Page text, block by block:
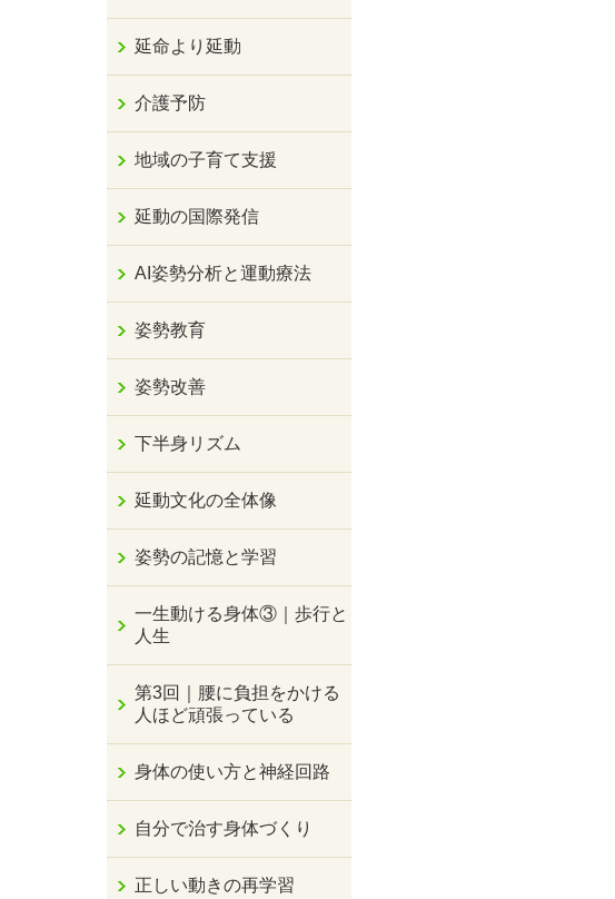
延命より延動
介護予防
地域の子育て支援
延動の国際発信
AI姿勢分析と運動療法
姿勢教育
姿勢改善
下半身リズム
延動文化の全体像
姿勢の記憶と学習
一生動ける身体③｜歩行と
人生
第3回｜腰に負担をかける
人ほど頑張っている
身体の使い方と神経回路
自分で治す身体づくり
正しい動きの再学習